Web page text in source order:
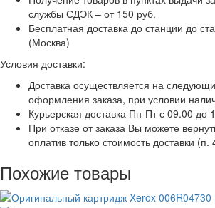
службы СДЭК – от 150 руб.
Бесплатная доставка до станции до
(Москва)
Условия доставки:
Доставка осуществляется на
оформления заказа, при условии
Курьерская доставка Пн-Пт с 09.00 до
При отказе от заказа Вы можете
оплатив только стоимость доставки
Похожие товары